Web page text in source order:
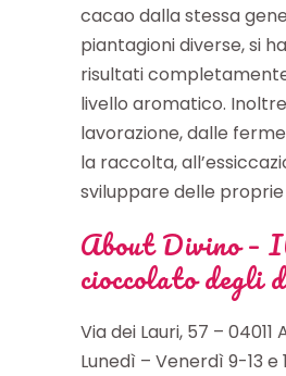
cacao dalla stessa
piantagioni diverse, si
risultati
livello aromatico.
lavorazione, dalle
la raccolta,
sviluppare delle
About Divino –
cioccolato degli
Via dei Lauri, 57 – 04011
Lunedì – Venerdì 9-13 e